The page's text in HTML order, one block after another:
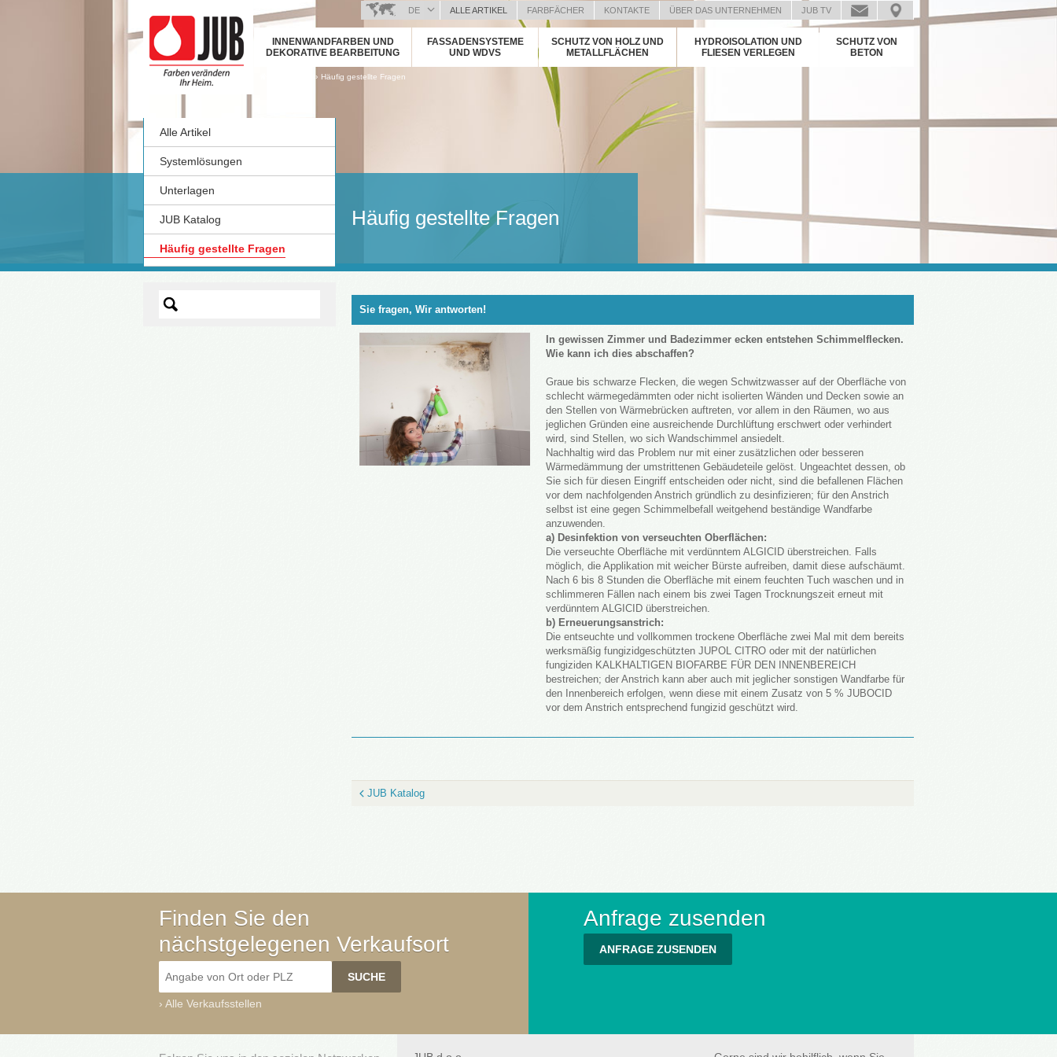
ALLE ARTIKEL FARBFÄCHER KONTAKTE ÜBER DAS UNTERNEHMEN
JUB TV
BOSANSKI (BOSNIAN)
HRVATSKI (CROATIAN)
ČEŠTINA (CZECH)
DE
РУССКИЙ (RUSSIAN)
SLOVENČINA (SLOVAK)
INNENWANDFARBEN UND
DEKORATIVE BEARBEITUNG
FASSADENSYSTEME
UND WDVS
SCHUTZ VON HOLZ UND
METALLFLÄCHEN
HYDROISOLATION UND
FLIESEN VERLEGEN
SCHUTZ VON
BETON
› Häufig gestellte Fragen
Alle Artikel
Systemlösungen
Unterlagen
JUB Katalog
Häufig gestellte Fragen
Häufig gestellte Fragen
Sie fragen, Wir antworten!
In gewissen Zimmer und Badezimmer ecken entstehen Schimmelflecken.
Wie kann ich dies abschaffen?
Graue bis schwarze Flecken, die wegen Schwitzwasser auf der Oberfläche von
schlecht wärmegedämmten oder nicht isolierten Wänden und Decken sowie an
den Stellen von Wärmebrücken auftreten, vor allem in den Räumen, wo aus
jeglichen Gründen eine ausreichende Durchlüftung erschwert oder verhindert
wird, sind Stellen, wo sich Wandschimmel ansiedelt.
Nachhaltig wird das Problem nur mit einer zusätzlichen oder besseren
Wärmedämmung der umstrittenen Gebäudeteile gelöst. Ungeachtet dessen, ob
Sie sich für diesen Eingriff entscheiden oder nicht, sind die befallenen Flächen
vor dem nachfolgenden Anstrich gründlich zu desinfizieren; für den Anstrich
selbst ist eine gegen Schimmelbefall weitgehend beständige Wandfarbe
anzuwenden.
a) Desinfektion von verseuchten Oberflächen:
Die verseuchte Oberfläche mit verdünntem ALGICID überstreichen. Falls
möglich, die Applikation mit weicher Bürste aufreiben, damit diese aufschäumt.
Nach 6 bis 8 Stunden die Oberfläche mit einem feuchten Tuch waschen und in
schlimmeren Fällen nach einem bis zwei Tagen Trocknungszeit erneut mit
verdünntem ALGICID überstreichen.
b) Erneuerungsanstrich:
Die entseuchte und vollkommen trockene Oberfläche zwei Mal mit dem bereits
werksmäßig fungizidgeschützten JUPOL CITRO oder mit der natürlichen
fungiziden KALKHALTIGEN BIOFARBE FÜR DEN INNENBEREICH
bestreichen; der Anstrich kann aber auch mit jeglicher sonstigen Wandfarbe für
den Innenbereich erfolgen, wenn diese mit einem Zusatz von 5 % JUBOCID
vor dem Anstrich entsprechend fungizid geschützt wird.
JUB Katalog
Finden Sie den
nächstgelegenen Verkaufsort
› Alle Verkaufsstellen
Anfrage zusenden
ANFRAGE ZUSENDEN